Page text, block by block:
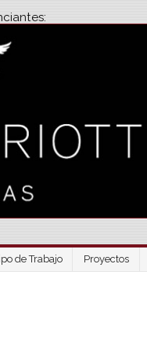
de Trabajo Proyectos